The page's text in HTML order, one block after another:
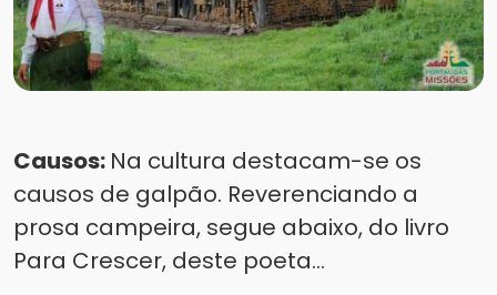
Causos: Na cultura destacam-se os
causos de galpão. Reverenciando a
prosa campeira, segue abaixo, do livro
Para Crescer, deste poeta...